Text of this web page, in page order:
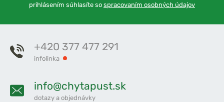
prihlásením súhlasíte so spracovaním osobných údajov
+420 377 477 291
infolinka
info@chytapust.sk
dotazy a objednávky